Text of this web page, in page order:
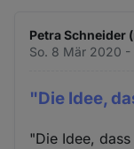
Petra Schneider
So. 8 Mär 2020
"Die Idee,
"Die Idee,